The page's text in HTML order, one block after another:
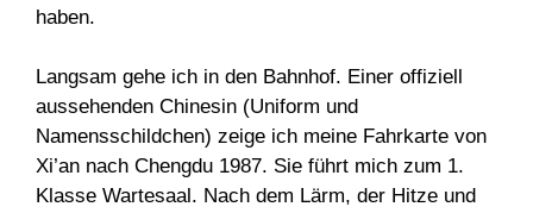
haben.
Langsam gehe ich in den Bahnhof. Einer offiziell
aussehenden Chinesin (Uniform und
Namensschildchen) zeige ich meine Fahrkarte von
Xi’an nach Chengdu 1987. Sie führt mich zum 1.
Klasse Wartesaal. Nach dem Lärm, der Hitze und